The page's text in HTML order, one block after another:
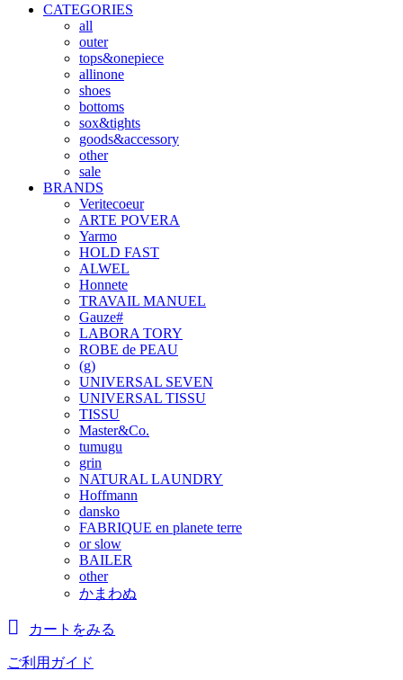
CATEGORIES
all
outer
tops&onepiece
allinone
shoes
bottoms
sox&tights
goods&accessory
other
sale
BRANDS
Veritecoeur
ARTE POVERA
Yarmo
HOLD FAST
ALWEL
Honnete
TRAVAIL MANUEL
Gauze#
LABORA TORY
ROBE de PEAU
(g)
UNIVERSAL SEVEN
UNIVERSAL TISSU
TISSU
Master&Co.
tumugu
grin
NATURAL LAUNDRY
Hoffmann
dansko
FABRIQUE en planete terre
or slow
BAILER
other
かまわぬ
カートをみる
ご利用ガイド